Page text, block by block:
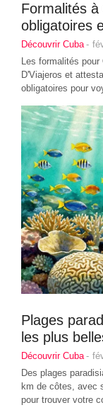
Formalités
obligatoires
Découvrir Cuba -
Les formalités
D'Viajeros et
obligatoires pour
Plages
les plus
Découvrir Cuba -
Des plages
km de côtes, avec
pour trouver votre